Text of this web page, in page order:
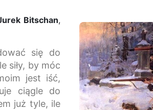
Bitschan,
się do
siły, by móc
jest iść,
ciągle do
już tyle, ile